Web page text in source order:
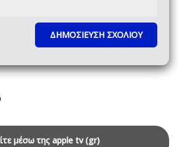
μέσω της apple tv (gr)